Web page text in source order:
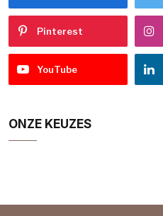
Pinterest
YouTube
ONZE KEUZES